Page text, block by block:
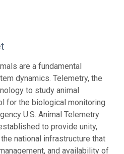
are a fundamental
dynamics. Telemetry, the
to study animal
for the biological monitoring
U.S. Animal Telemetry
to provide unity,
national infrastructure that
and availability of